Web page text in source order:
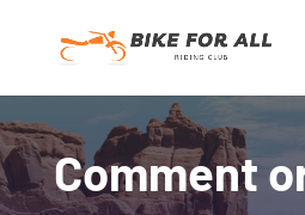
Comment